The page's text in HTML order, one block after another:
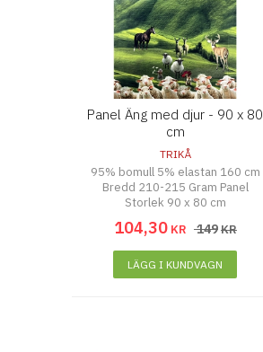
Panel Äng med djur - 90 x 80
cm
TRIKÅ
95% bomull 5% elastan 160 cm
Bredd 210-215 Gram Panel
Storlek 90 x 80 cm
104,30 KR 149KR
LÄGG I KUNDVAGN